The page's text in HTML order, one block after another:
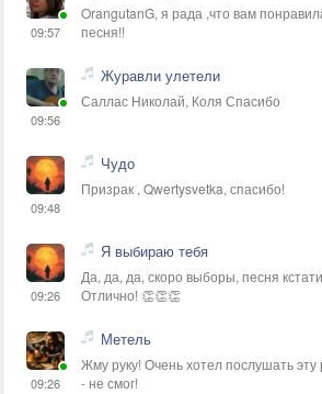
09:57
OrangutanG, я рада ,что вам
песня!!
09:56
Журавли улетели
Саллас Николай, Коля Спасибо
09:48
Чудо
Призрак , Qwertysvetka, спасибо!
09:26
Я выбираю тебя
Да, да, да, скоро выборы, песня
Отлично! 👏👏👏
09:26
Метель
Жму руку! Очень хотел послушать эту
- не смог!